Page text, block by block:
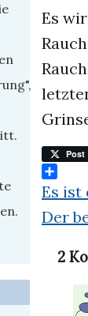
Es
Post
Teilen
Es
Der
2